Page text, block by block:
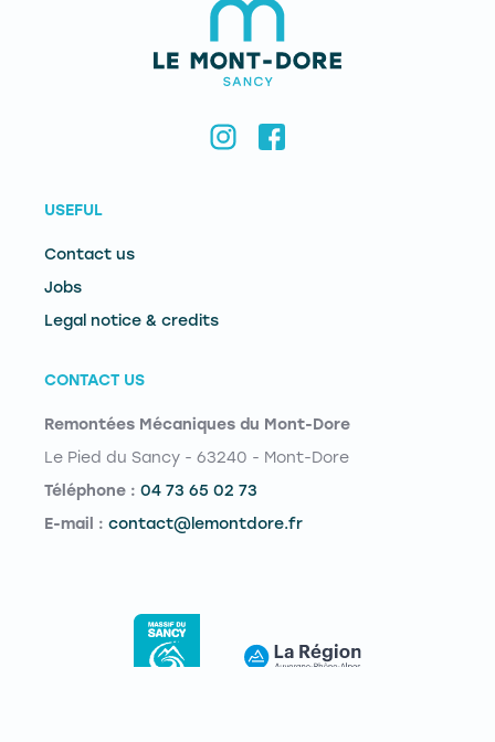
USEFUL
Contact us
Jobs
Legal notice & credits
CONTACT US
Remontées Mécaniques du Mont-Dore
Le Pied du Sancy - 63240 - Mont-Dore
Téléphone : 04 73 65 02 73
E-mail : contact@lemontdore.fr